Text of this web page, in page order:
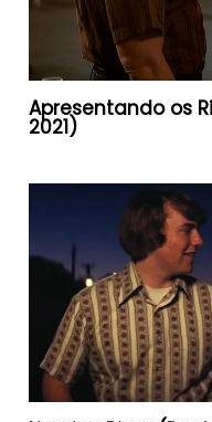
Apresentando os
2021)